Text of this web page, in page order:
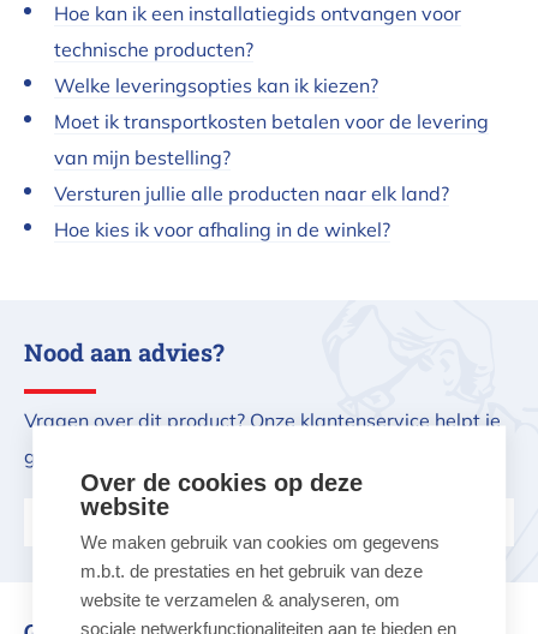
Hoe kan ik een installatiegids ontvangen voor
technische producten?
Welke leveringsopties kan ik kiezen?
Moet ik transportkosten betalen voor de levering
van mijn bestelling?
Versturen jullie alle producten naar elk land?
Hoe kies ik voor afhaling in de winkel?
Nood aan advies?
Vragen over dit product? Onze klantenservice helpt je
graag verder.
Stel ons je vraag
Over de cookies op deze
website
We maken gebruik van cookies om gegevens
m.b.t. de prestaties en het gebruik van deze
website te verzamelen & analyseren, om
sociale netwerkfunctionaliteiten aan te bieden en